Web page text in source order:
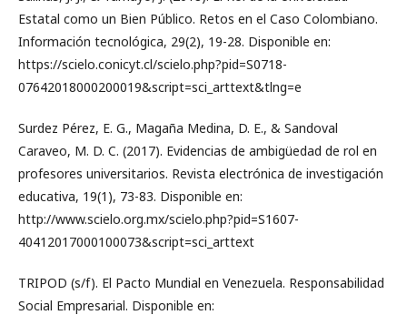
Estatal como un Bien Público. Retos en el Caso Colombiano.
Información tecnológica, 29(2), 19-28. Disponible en:
https://scielo.conicyt.cl/scielo.php?pid=S0718-
07642018000200019&script=sci_arttext&tlng=e
Surdez Pérez, E. G., Magaña Medina, D. E., & Sandoval
Caraveo, M. D. C. (2017). Evidencias de ambigüedad de rol en
profesores universitarios. Revista electrónica de investigación
educativa, 19(1), 73-83. Disponible en:
http://www.scielo.org.mx/scielo.php?pid=S1607-
40412017000100073&script=sci_arttext
TRIPOD (s/f). El Pacto Mundial en Venezuela. Responsabilidad
Social Empresarial. Disponible en: